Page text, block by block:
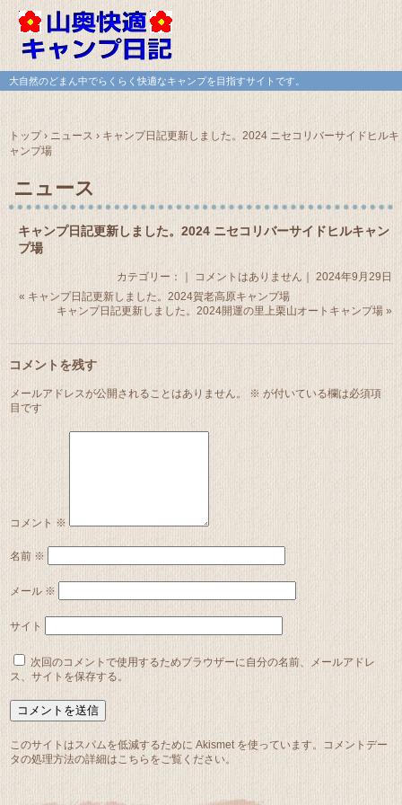
大自然のどまん中でらくらく快適なキャンプを目指すサイトです。
トップ› ニュース › キャンプ日記更新しました。2024 ニセコリバーサイドヒルキ
ャンプ場
ニュース
キャンプ日記更新しました。2024 ニセコリバーサイドヒルキャン
プ場
カテゴリー：｜ コメントはありません ｜ 2024年9月29日
« キャンプ日記更新しました。2024賀老高原キャンプ場
キャンプ日記更新しました。2024開運の里上栗山オートキャンプ場»
コメントを残す
メールアドレスが公開されることはありません。 ※ が付いている欄は必須項
目です
コメント ※
名前 ※
メール ※
サイト
次回のコメントで使用するためブラウザーに自分の名前、メールアドレ
ス、サイトを保存する。
このサイトはスパムを低減するために Akismet を使っています。
コメントデー
タの処理方法の詳細はこちらをご覧ください。